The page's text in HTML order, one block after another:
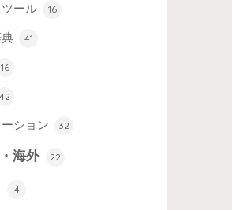
ール 16
41
16
42
ション 32
海外 22
4